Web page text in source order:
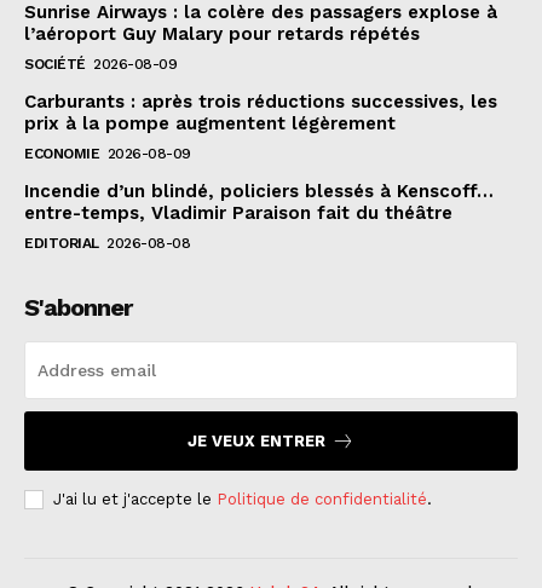
Sunrise Airways : la colère des passagers explose à
l’aéroport Guy Malary pour retards répétés
SOCIÉTÉ 2026-08-09
Carburants : après trois réductions successives, les
prix à la pompe augmentent légèrement
ECONOMIE 2026-08-09
Incendie d’un blindé, policiers blessés à Kenscoff…
entre-temps, Vladimir Paraison fait du théâtre
EDITORIAL 2026-08-08
S'abonner
JE VEUX ENTRER
J'ai lu et j'accepte le Politique de confidentialité.